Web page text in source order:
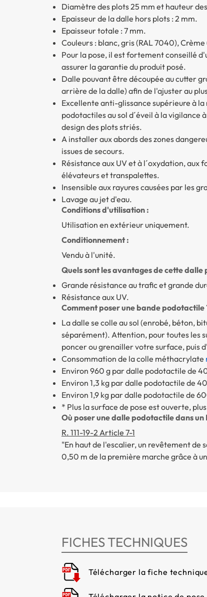
Diamètre des plots 25 mm et hauteur
Epaisseur de la dalle hors plots : 2 mm.
Epaisseur totale : 7 mm.
Couleurs : blanc, gris (RAL 7040), Crème
Pour la pose, il est fortement conseillé
assurer la garantie du produit posé.
Dalle pouvant être découpée au cutter
arrière de la dalle) afin de l'ajuster au
Excellente anti-glissance supérieure à
podotactiles au sol d´éveil à la vigilance
design des plots striés.
A installer aux abords des zones
issues de secours.
Résistance aux UV et à l´oxydation,
élévateurs et transpalettes.
Insensible aux rayures causées par les
Lavage au jet d'eau.
Conditions d'utilisation :
Utilisation en extérieur uniquement.
Conditionnement :
Vendu à l'unité.
Quels sont les avantages de cette dalle
Grande résistance au trafic et grande
Résistance aux UV.
Comment poser une bande podotactile
La dalle se colle au sol (enrobé, béton,
séparément). Attention, pour toutes les
poncer ou grenailler votre surface, puis
Consommation de la colle méthacrylate
Environ 960 g par dalle podotactile de
Environ 1,3 kg par dalle podotactile de
Environ 1,9 kg par dalle podotactile de
* Plus la surface de pose est ouverte,
Où poser une dalle podotactile dans un
R. 111-19-2 Article 7-1
"En haut de l'escalier, un revêtement de
0,50 m de la première marche grâce à
FICHES TECHNIQUES
Télécharger la fiche